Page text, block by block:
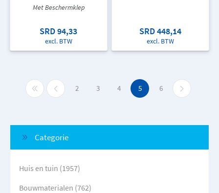
Met Beschermklep
SRD 94,33
excl. BTW
SRD 448,14
excl. BTW
2 3 4 5 6
Categorie
Huis en tuin (1957)
Bouwmaterialen (762)